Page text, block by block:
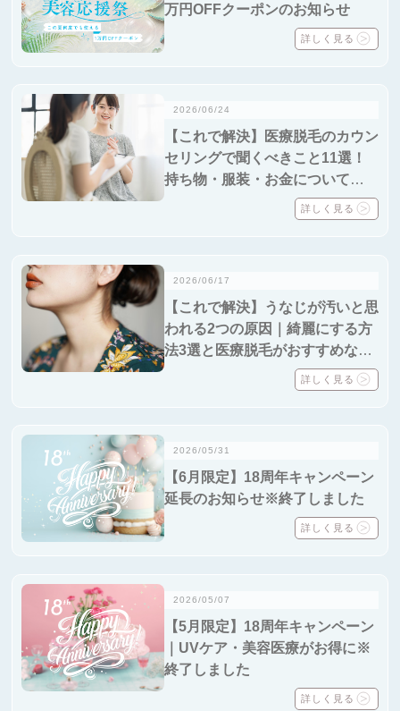
万円OFFクーポンのお知らせ
詳しく見る
2026/06/24
【これで解決】医療脱毛のカウン
セリングで聞くべきこと11選！
持ち物・服装・お金についても解
詳しく見る
2026/06/17
【これで解決】うなじが汚いと思
われる2つの原因｜綺麗にする方
法3選と医療脱毛がおすすめな3
つの理由を紹介
詳しく見る
2026/05/31
【6月限定】18周年キャンペーン
延長のお知らせ※終了しました
詳しく見る
2026/05/07
【5月限定】18周年キャンペーン
｜UVケア・美容医療がお得に※
終了しました
詳しく見る